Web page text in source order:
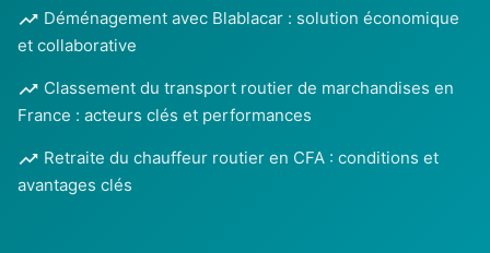
Déménagement avec Blablacar : solution économique
et collaborative
Classement du transport routier de marchandises en
France : acteurs clés et performances
Retraite du chauffeur routier en CFA : conditions et
avantages clés